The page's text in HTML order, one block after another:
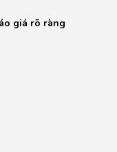
giá rõ ràng